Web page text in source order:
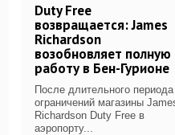
Duty Free
возвращается: James
Richardson
возобновляет полную
работу в Бен-Гурионе
После длительного периода
ограничений магазины
Richardson Duty Free в
аэропорту...